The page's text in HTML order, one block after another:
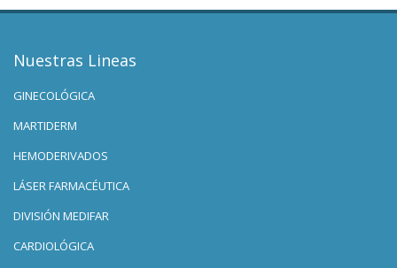
Nuestras Lineas
GINECOLÓGICA
MARTIDERM
HEMODERIVADOS
LÁSER FARMACÉUTICA
DIVISIÓN MEDIFAR
CARDIOLÓGICA